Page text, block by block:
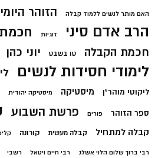
האם מותר לנשים ללמוד קבלה הזוהר היומי
הרב אדם סיני זוגיות
חכמת הקבלה טו בשבט יוני כהן
לימודי חסידות לנשים
ליקוטי מוהר"ן מיסטיקה מיסטיקה יהודית
ספר הזוהר פורים פרשת השבוע
קבלה למתחיל קבלה מעשית קורונה
רבי ברוך שלום הלוי אשלג רבי חיים ויטאל רשבי